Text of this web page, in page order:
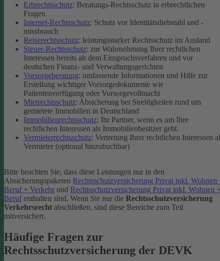
Erbrechtsschutz: Beratungs-Rechtsschutz in erbrechtlichen
Fragen
Internet-Rechtsschutz: Schutz vor Identitätsdiebstahl und -
missbrauch
Reiserechtsschutz: leistungsstarker Rechtsschutz im Ausland
Steuer-Rechtsschutz: zur Wahrnehmung Ihrer rechtlichen
Interessen bereits ab dem Einspruchsverfahren und vor
deutschen Finanz- und Verwaltungsgerichten
Vorsorgeberatung: umfassende Informationen und Hilfe zur
Erstellung wichtiger Vorsorgedokumente wie
Patientenverfügung oder Vorsorgevollmacht
Mietrechtsschutz: Absicherung bei Streitigkeiten rund um
gemietete Immobilien in Deutschland
Immobilienrechtsschutz: Ihr Partner, wenn es um Ihre
rechtlichen Interessen als Immobilienbesitzer geht.
Vermieterrechtsschutz: Vertretung Ihrer rechtlichen Interessen
Vermieter (optional hinzubuchbar)
Bitte beachten Sie, dass diese Leistungen nur in den
Absicherungspaketen Rechtsschutzversicherung Privat inkl. Wohnen
Beruf + Verkehr und Rechtsschutzversicherung Privat inkl. Wohnen
Beruf enthalten sind. Wenn Sie nur die Rechtsschutzversicherung
Verkehrsrecht abschließen, sind diese Bereiche zum Teil
mitversichert.
Häufige Fragen zur
Rechtsschutzversicherung der DEVK